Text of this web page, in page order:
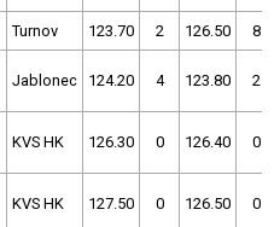
Turnov 123.70 2 126.50 8
Jablonec 124.20 4 123.80 2
KVS HK 126.30 0 126.40 0
KVS HK 127.50 0 126.50 0